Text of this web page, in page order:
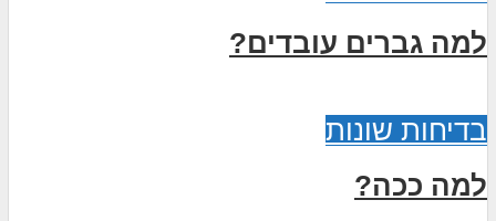
למה גברים עובדים?
בדיחות שונות
למה ככה?